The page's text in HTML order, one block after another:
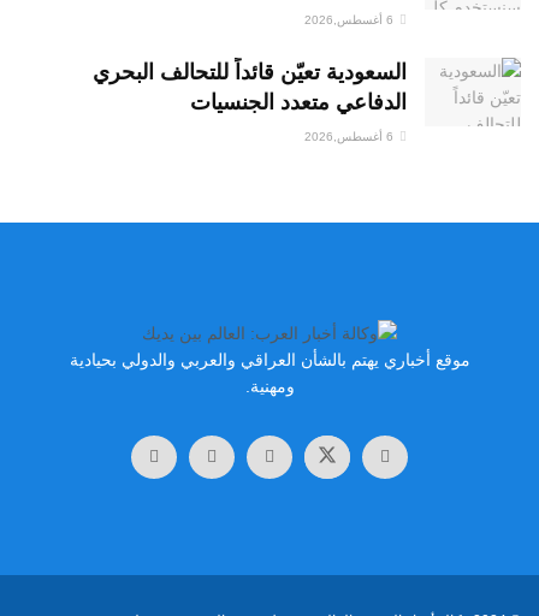
السعودية تعيّن قائداً للتحالف البحري
الدفاعي متعدد الجنسيات
موقع أخباري يهتم بالشأن العراقي والعربي والدولي بحيادية
ومهنية.